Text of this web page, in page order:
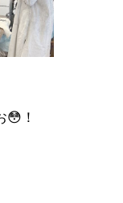
！